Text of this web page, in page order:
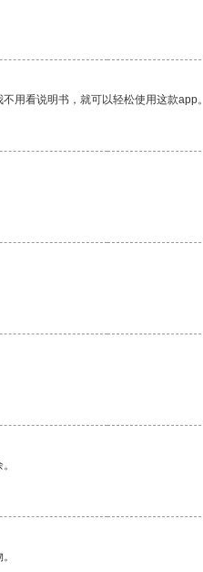
用看说明书，就可以轻松使用这款app。